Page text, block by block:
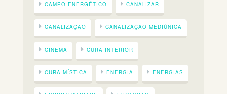
CAMPO ENERGÉTICO CANALIZAR
CANALIZAÇÃO CANALIZAÇÃO MEDIÚNICA
CINEMA CURA INTERIOR
CURA MÍSTICA ENERGIA ENERGIAS